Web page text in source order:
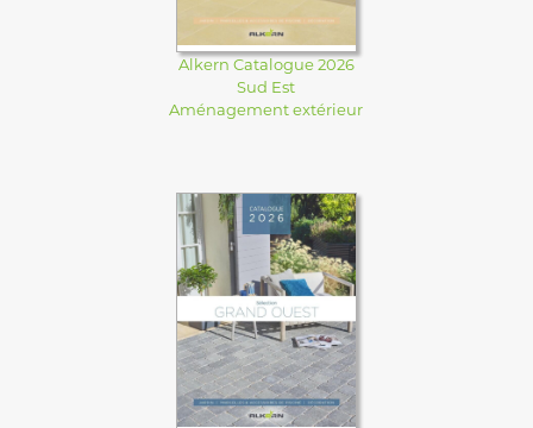
Alkern Catalogue 2026
Sud Est
Aménagement extérieur